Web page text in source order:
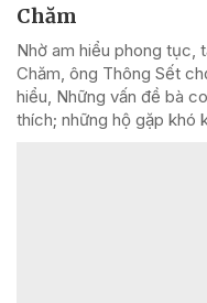
Chăm
Nhờ am hiểu phong tục,
Chăm, ông Thông Sết
hiểu, Những vấn đề bà
thích; những hộ gặp khó